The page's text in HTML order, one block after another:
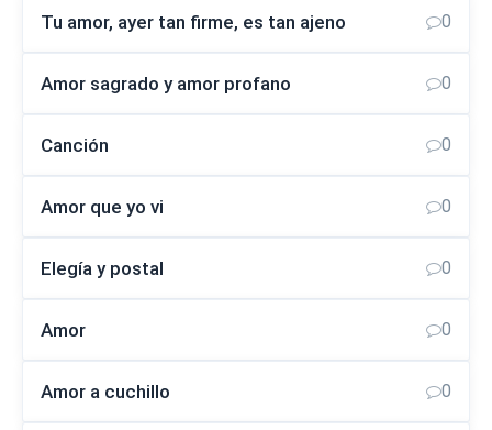
Tu amor, ayer tan firme, es tan ajeno 0
Amor sagrado y amor profano 0
Canción 0
Amor que yo vi 0
Elegía y postal 0
Amor 0
Amor a cuchillo 0